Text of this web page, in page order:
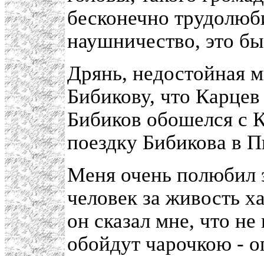
бесконечно
наушничество, это
Дрянь, недостойная
Бибикову, что
Бибиков обошелся с
поездку Бибикова в
Меня очень полюбил
человек за живость
он сказал мне, что не
обойдут чарочкою -